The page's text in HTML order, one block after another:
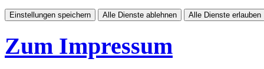
Einstellungen speichern Alle Dienste ablehnen Alle Dienste erlauben
Zum Impressum